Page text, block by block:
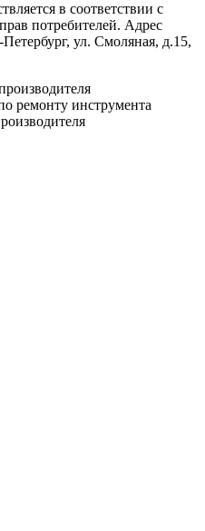
в соответствии с
потребителей. Адрес
ул. Смоляная, д.15,
ремонту инструмента